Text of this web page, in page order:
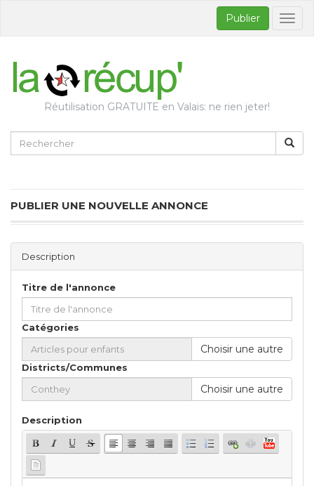
Publier
Réutilisation GRATUITE en Valais: ne rien jeter!
PUBLIER UNE NOUVELLE ANNONCE
Description
Titre de l'annonce
Catégories
Choisir une autre
Districts/Communes
Choisir une autre
Description